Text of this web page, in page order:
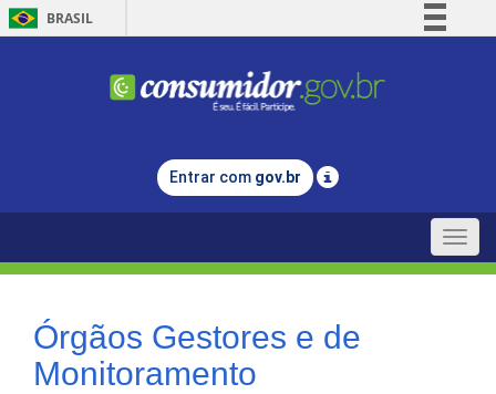
BRASIL
Comunica BR
Legislação
Entrar com gov.br
Toggle
Órgãos Gestores e de
Monitoramento